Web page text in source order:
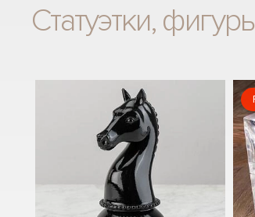
Статуэтки,